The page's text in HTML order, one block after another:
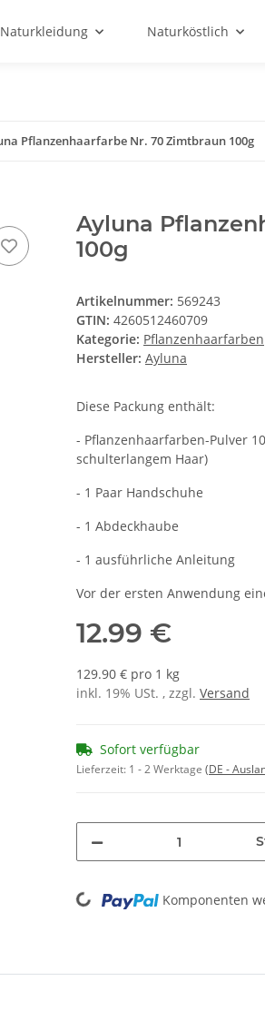
Naturkleidung Naturköstlich
Pflanzenhaarfarbe Nr. 70 Zimtbraun 100g
Ayluna
100g
Artikelnummer: 569243
GTIN: 4260512460709
Kategorie: Pflanzenhaarfarben
Hersteller: Ayluna
Diese Packung enthält:
- Pflanzenhaarfarben-Pulver
schulterlangem Haar)
- 1 Paar Handschuhe
- 1 Abdeckhaube
- 1 ausführliche Anleitung
Vor der ersten Anwendung
12.99 €
129.90 € pro 1 kg
inkl. 19% USt. , zzgl. Versand
Sofort verfügbar
Lieferzeit: 1 - 2 Werktage (DE -
Loading... Komponenten